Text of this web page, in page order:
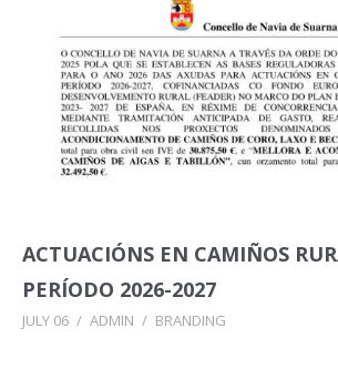
ACTUACIÓNS EN CAMIÑOS
PERÍODO 2026-2027
JULY 06 / ADMIN / BRANDING